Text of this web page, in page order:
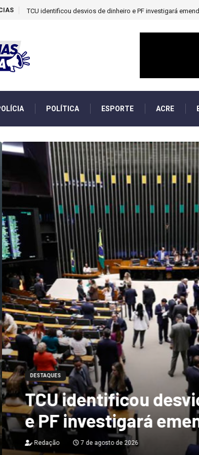
Saiba quem são as duas únicas mulheres na disputa pela
POLÍTICA ESPORTE ACRE
identificou desvios de
investigará emendas
7 de agosto de 2026